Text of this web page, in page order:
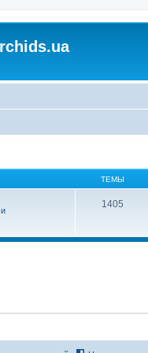
ТЕМЫ
1405